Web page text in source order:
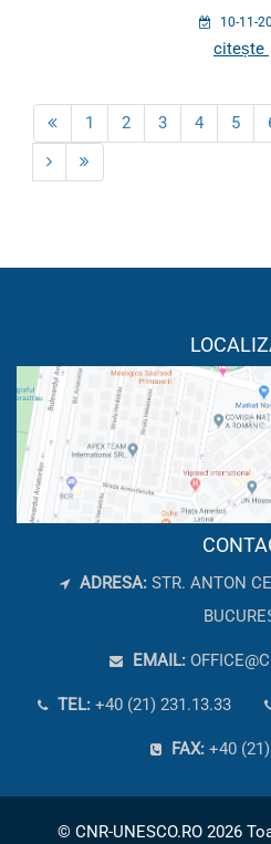
10-11-
citește
1 2 3 4 5
ADRESA: STR. ANTON
EMAIL:
TEL: +40 (21) 231.13.33
FAX: +40
© CNR-UNESCO.RO 2026